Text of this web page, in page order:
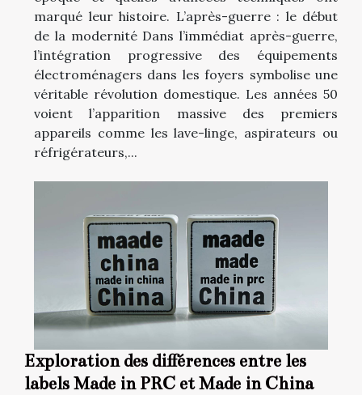
marqué leur histoire. L’après-guerre : le début
de la modernité Dans l’immédiat après-guerre,
l’intégration progressive des équipements
électroménagers dans les foyers symbolise une
véritable révolution domestique. Les années 50
voient l’apparition massive des premiers
appareils comme les lave-linge, aspirateurs ou
réfrigérateurs,...
Exploration des différences entre les
labels Made in PRC et Made in China